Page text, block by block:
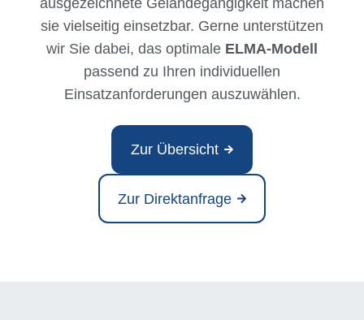
sie vielseitig einsetzbar. Gerne unterstützen
wir Sie dabei, das optimale ELMA-Modell
passend zu Ihren individuellen
Einsatzanforderungen auszuwählen.
Zur Übersicht
Zur Direktanfrage